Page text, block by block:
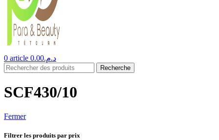
0 article د.م.0.00
Recherche
SCF430/10
Fermer
Filtrer les produits par prix